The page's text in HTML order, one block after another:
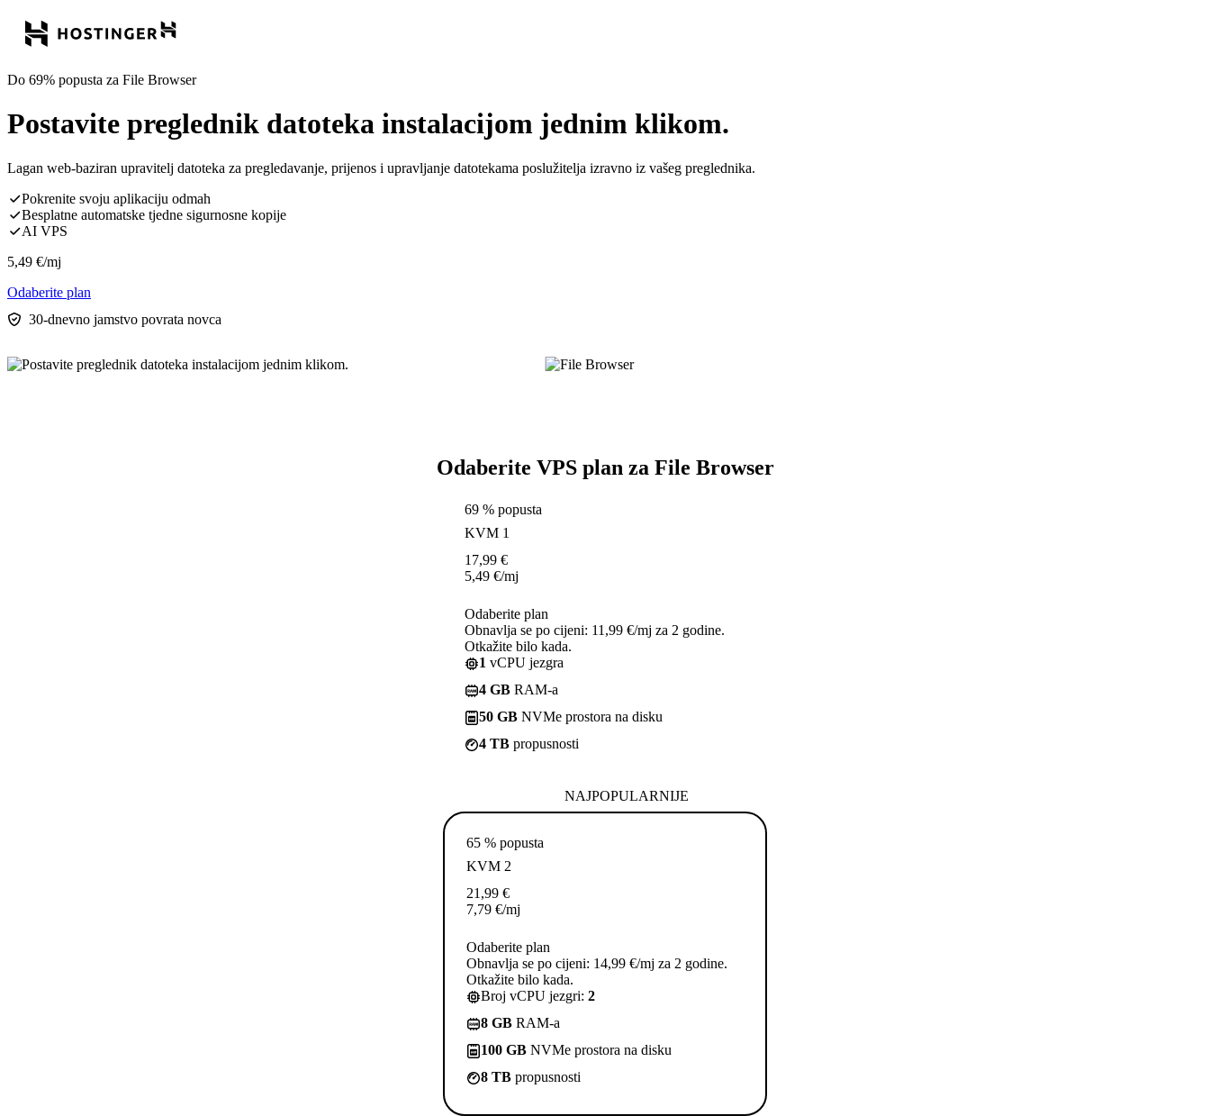
Do 69% popusta za File Browser
Postavite preglednik datoteka instalacijom jednim klikom.
Lagan web-baziran upravitelj datoteka za pregledavanje, prijenos i upravljanje datotekama poslužitelja izravno iz vašeg preglednika.
Pokrenite svoju aplikaciju odmah
Besplatne automatske tjedne sigurnosne kopije
AI VPS
5,49 €/mj
Odaberite plan
30-dnevno jamstvo povrata novca
Odaberite VPS plan za File Browser
69 % popusta
KVM 1
17,99 €
5,49 €/mj
Odaberite plan
Obnavlja se po cijeni: 11,99 €/mj za 2 godine.
Otkažite bilo kada.
1 vCPU jezgra
4 GB RAM-a
50 GB NVMe prostora na disku
4 TB propusnosti
NAJPOPULARNIJE
65 % popusta
KVM 2
21,99 €
7,79 €/mj
Odaberite plan
Obnavlja se po cijeni: 14,99 €/mj za 2 godine.
Otkažite bilo kada.
Broj vCPU jezgri: 2
8 GB RAM-a
100 GB NVMe prostora na disku
8 TB propusnosti